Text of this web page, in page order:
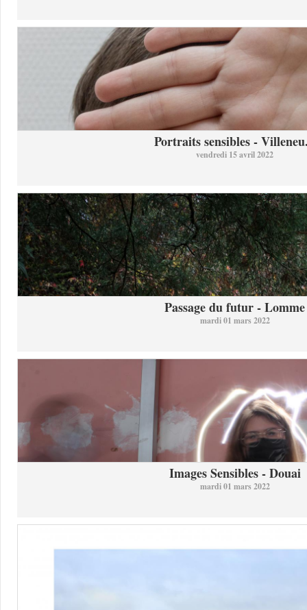
Portraits sensibles -
vendredi 15 avril 2022
Passage du futur - Lomme
mardi 01 mars 2022
Images Sensibles - Douai
mardi 01 mars 2022